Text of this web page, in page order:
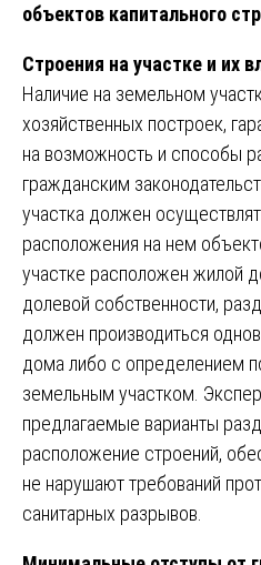
объектов капитального
Строения на участке и их
Наличие на земельном
хозяйственных построек,
на возможность и способы
гражданским
участка должен
расположения на нем
участке расположен жилой
долевой собственности,
должен производиться
дома либо с определением
земельным участком.
предлагаемые варианты
расположение строений,
не нарушают требований
санитарных разрывов.